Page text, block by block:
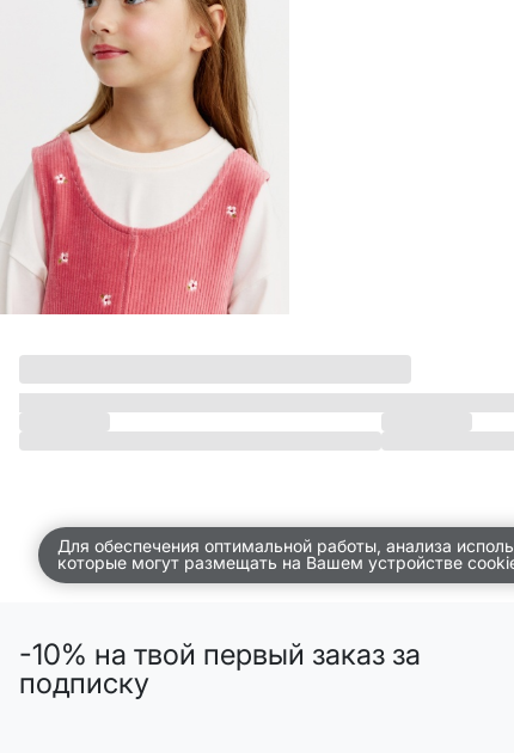
Для обеспечения оптимальной работы, анализа
которые могут размещать на Вашем устройстве
-10% на твой первый заказ за
подписку